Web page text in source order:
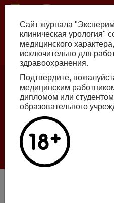
Перейти
основному
содержанию
Номер №2,
Галлюцинации
в клинической
Сайт журнала
клиническая урология"
медицинского
исключительно для
здравоохранения.
Подтвердите,
медицинским
дипломом или
образовательного